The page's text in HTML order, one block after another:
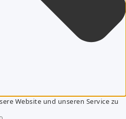
Website und unseren Service zu